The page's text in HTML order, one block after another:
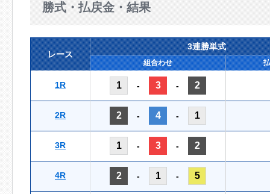
勝式・払戻金・結果
レース
3連勝単式
組合わせ
1R 1 - 3 - 2
2R 2 - 4 - 1
3R 1 - 3 - 2
4R 2 - 1 - 5